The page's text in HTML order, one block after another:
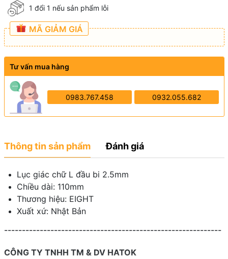
1 đổi 1 nếu sản phẩm lỗi
MÃ GIẢM GIÁ
Tư vấn mua hàng
0983.767.458 0932.055.682
Thông tin sản phẩm Đánh giá
Lục giác chữ L đầu bi 2.5mm
Chiều dài: 110mm
Thương hiệu: EIGHT
Xuất xứ: Nhật Bản
-------------------------------------------------------------
CÔNG TY TNHH TM & DV HATOK